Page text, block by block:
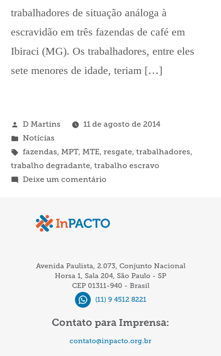
trabalhadores de situação análoga à
escravidão em três fazendas de café em
Ibiraci (MG). Os trabalhadores, entre eles
sete menores de idade, teriam […]
Publicado
por
D Martins
11 de agosto de 2014
Publicado
em
Notícias
Tags:
fazendas, MPT, MTE, resgate, trabalhadores,
trabalho degradante, trabalho escravo
Deixe um comentárioem
semanas,
70
trabalhadores
foram
resgatados
Avenida Paulista, 2.073, Conjunto Nacional
Horsa 1, Sala 204, São Paulo - SP
CEP 01311-940 - Brasil
(11) 9 4512 8221
Contato para Imprensa:
contato@inpacto.org.br